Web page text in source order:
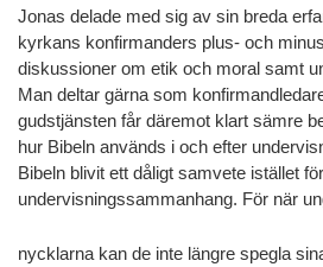
Jonas delade med sig av sin breda
kyrkans konfirmanders plus- och
diskussioner om etik och moral samt
Man deltar gärna som
gudstjänsten får däremot klart sämre
hur Bibeln används i och efter
Bibeln blivit ett dåligt samvete istället
undervisningssammanhang. För när
nycklarna kan de inte längre spegla